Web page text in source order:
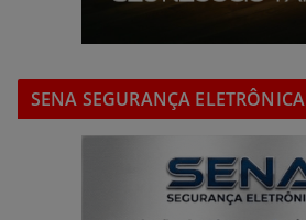
SENA SEGURANÇA ELETRÔNICA